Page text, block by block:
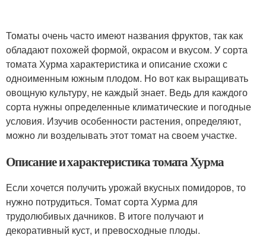
Томаты очень часто имеют названия фруктов, так как
обладают похожей формой, окрасом и вкусом. У сорта
томата Хурма характеристика и описание схожи с
одноименным южным плодом. Но вот как выращивать
овощную культуру, не каждый знает. Ведь для каждого
сорта нужны определенные климатические и погодные
условия. Изучив особенности растения, определяют,
можно ли возделывать этот томат на своем участке.
Описание и характеристика томата Хурма
Если хочется получить урожай вкусных помидоров, то
нужно потрудиться. Томат сорта Хурма для
трудолюбивых дачников. В итоге получают и
декоративный куст, и превосходные плоды.